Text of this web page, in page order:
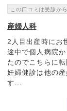
この口コミは受診か
産婦人科
2人目出産時にお
途中で個人病院
たのでこちらに
妊婦健診は他の
す...